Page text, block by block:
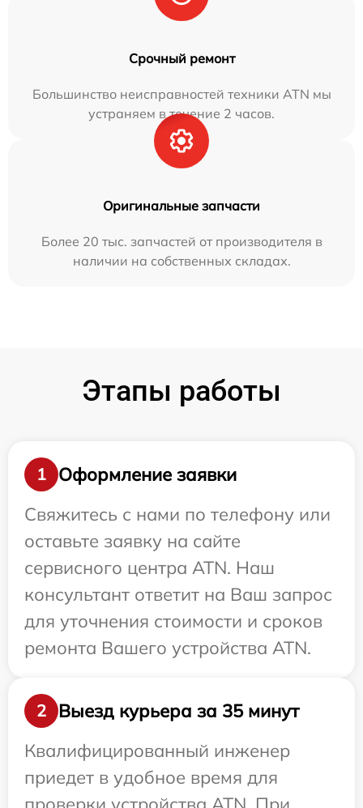
Срочный ремонт
Большинство неисправностей техники ATN мы
устраняем в течение 2 часов.
Оригинальные запчасти
Более 20 тыс. запчастей от производителя в
наличии на собственных складах.
Этапы работы
1
Оформление заявки
Свяжитесь с нами по телефону или
оставьте заявку на сайте
сервисного центра ATN. Наш
консультант ответит на Ваш запрос
для уточнения стоимости и сроков
ремонта Вашего устройства ATN.
2
Выезд курьера за 35 минут
Квалифицированный инженер
приедет в удобное время для